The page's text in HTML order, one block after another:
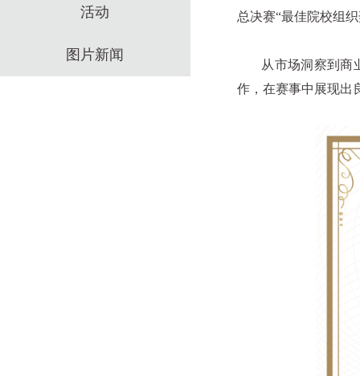
活动
图片新闻
总决赛“最佳院校组
从市场洞察到商业
作，在赛事中展现出